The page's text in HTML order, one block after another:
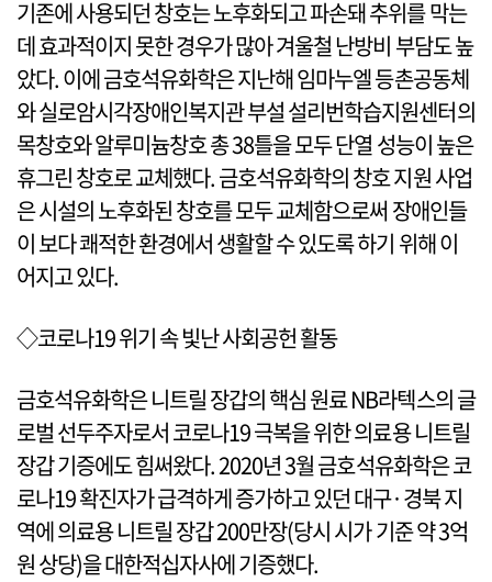
기존에 사용되던 창호는 노후화되고 파손돼 추위를 막는
데 효과적이지 못한 경우가 많아 겨울철 난방비 부담도 높
았다. 이에 금호석유화학은 지난해 임마누엘 등촌공동체
와 실로암시각장애인복지관 부설 설리번학습지원센터의
목창호와 알루미늄창호 총 38틀을 모두 단열 성능이 높은
휴그린 창호로 교체했다. 금호석유화학의 창호 지원 사업
은 시설의 노후화된 창호를 모두 교체함으로써 장애인들
이 보다 쾌적한 환경에서 생활할 수 있도록 하기 위해 이
어지고 있다.
◇코로나19 위기 속 빛난 사회공헌 활동
금호석유화학은 니트릴 장갑의 핵심 원료 NB라텍스의 글
로벌 선두주자로서 코로나19 극복을 위한 의료용 니트릴
장갑 기증에도 힘써왔다. 2020년 3월 금호석유화학은 코
로나19 확진자가 급격하게 증가하고 있던 대구·경북 지
역에 의료용 니트릴 장갑 200만장(당시 시가 기준 약 3억
원 상당)을 대한적십자사에 기증했다.